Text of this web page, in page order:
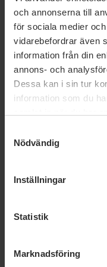
och annonserna till
för sociala medier
vidarebefordrar även
information från din
annons- och
Dessa kan i sin tur
information som du
Nödvändig
Inställningar
Statistik
Marknadsföring
framgå att Nässjö
andra energismarta
byggnader som
stärker Nässjös